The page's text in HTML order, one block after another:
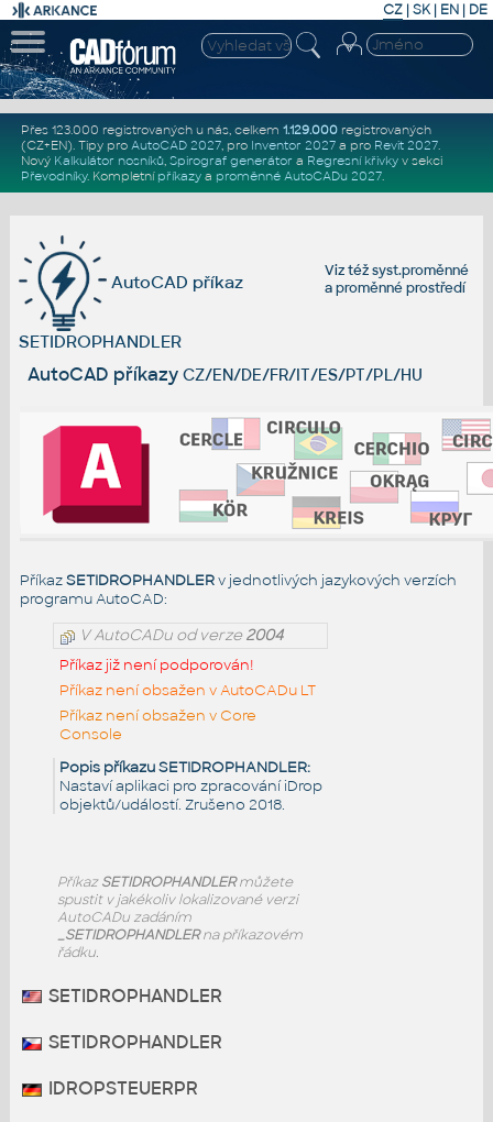
CZ | SK| EN | DE
Přes 123.000 registrovaných u nás, celkem 1.129.000registrovaných
(CZ+EN). Tipy pro AutoCAD 2027, pro Inventor 2027a pro Revit 2027.
Nový Kalkulátor nosníků, Spirograf generátor a Regresní křivkyv sekci
Převodníky. Kompletní příkazya proměnné AutoCADu 2027.
Viz téžsyst.proměnné
aproměnné prostředí
AutoCAD příkaz
SETIDROPHANDLER
AutoCAD příkazy CZ/EN/DE/FR/IT/ES/PT/PL/HU
PříkazSETIDROPHANDLERv jednotlivých jazykových verzích
programu AutoCAD:
V AutoCADu od verze2004
Příkaz již není podporován!
Příkaz není obsažen v AutoCADu LT
Příkaz není obsažen v Core
Console
Popis příkazu SETIDROPHANDLER:
Nastaví aplikaci pro zpracování iDrop
objektů/událostí. Zrušeno 2018.
PříkazSETIDROPHANDLERmůžete
spustit v jakékoliv lokalizované verzi
AutoCADu zadáním
_SETIDROPHANDLERna příkazovém
řádku.
SETIDROPHANDLER
SETIDROPHANDLER
IDROPSTEUERPR